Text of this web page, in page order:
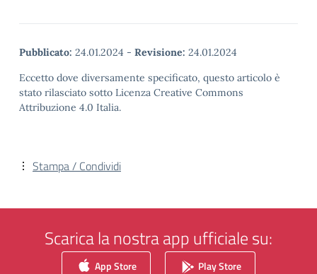
Pubblicato: 24.01.2024 - Revisione: 24.01.2024
Eccetto dove diversamente specificato, questo articolo è
stato rilasciato sotto Licenza Creative Commons
Attribuzione 4.0 Italia.
Stampa / Condividi
Scarica la nostra app ufficiale su:
App Store Play Store